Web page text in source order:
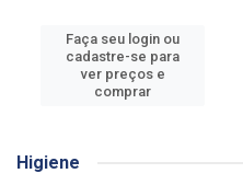
Faça seu login ou
cadastre-se para
ver preços e
comprar
Higiene